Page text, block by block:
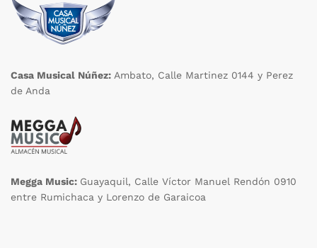
Casa Musical Núñez: Ambato, Calle Martinez 0144 y Perez
de Anda
Megga Music: Guayaquil, Calle Víctor Manuel Rendón 0910
entre Rumichaca y Lorenzo de Garaicoa